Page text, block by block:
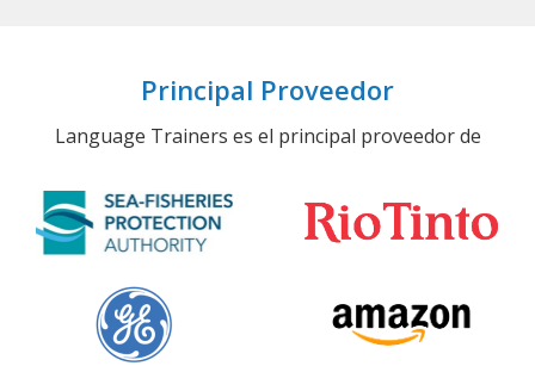
Principal Proveedor
Language Trainers es el principal proveedor de